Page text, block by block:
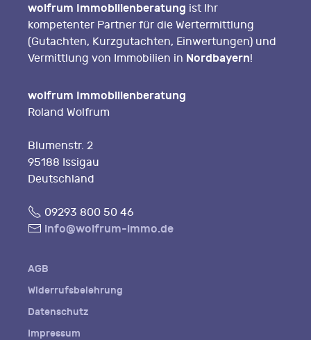
wolfrum Immobilienberatung ist Ihr
kompetenter Partner für die Wertermittlung
(Gutachten, Kurzgutachten, Einwertungen) und
Vermittlung von Immobilien in Nordbayern!
wolfrum Immobilienberatung
Roland Wolfrum
Blumenstr. 2
95188 Issigau
Deutschland
Fon09293 800 50 46
E- info@wolfrum-immo.de
AGB
Widerrufsbelehrung
Datenschutz
Impressum